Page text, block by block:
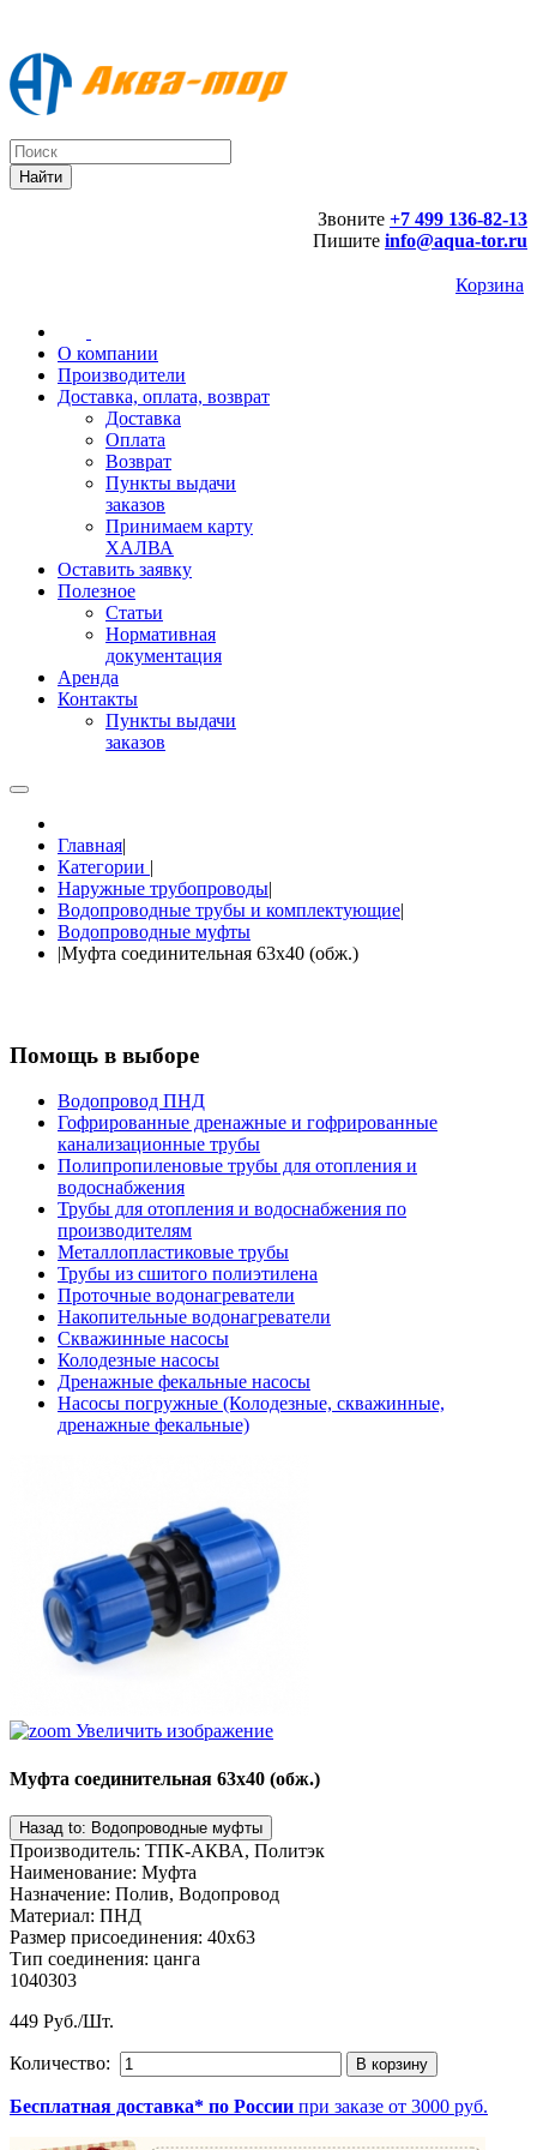
Звоните +7 499 136-82-13
Пишите info@aqua-tor.ru
Корзина
О компании
Производители
Доставка, оплата, возврат
Доставка
Оплата
Возврат
Пункты выдачи
заказов
Принимаем карту
ХАЛВА
Оставить заявку
Полезное
Статьи
Нормативная
документация
Аренда
Контакты
Пункты выдачи
заказов
Главная|
Категории |
Наружные трубопроводы|
Водопроводные трубы и комплектующие|
Водопроводные муфты
|Муфта соединительная 63х40 (обж.)
Помощь в выборе
Водопровод ПНД
Гофрированные дренажные и гофрированные
канализационные трубы
Полипропиленовые трубы для отопления и
водоснабжения
Трубы для отопления и водоснабжения по
производителям
Металлопластиковые трубы
Трубы из сшитого полиэтилена
Проточные водонагреватели
Накопительные водонагреватели
Скважинные насосы
Колодезные насосы
Дренажные фекальные насосы
Насосы погружные (Колодезные, скважинные,
дренажные фекальные)
Увеличить изображение
Муфта соединительная 63х40 (обж.)
Производитель: ТПК-АКВА, Политэк
Наименование: Муфта
Назначение: Полив, Водопровод
Материал: ПНД
Размер присоединения: 40x63
Тип соединения: цанга
1040303
449 Руб./Шт.
Количество:
Бесплатная доставка* по России при заказе от 3000 руб.